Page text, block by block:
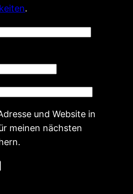
.
und Website in
meinen nächsten